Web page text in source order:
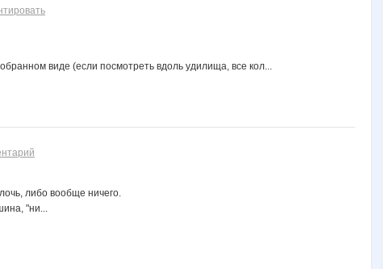
виде (если посмотреть вдоль удилища, все кол...
либо вообще ничего.
"ни...